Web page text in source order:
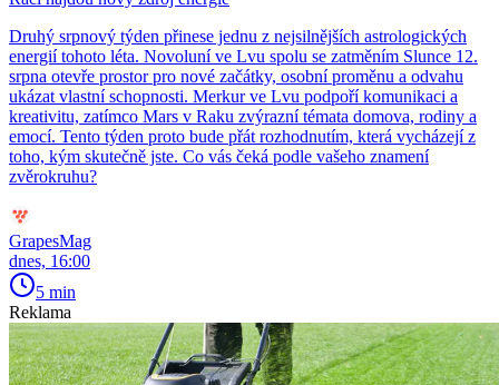
Druhý srpnový týden přinese jednu z nejsilnějších astrologických
energií tohoto léta. Novoluní ve Lvu spolu se zatměním Slunce 12.
srpna otevře prostor pro nové začátky, osobní proměnu a odvahu
ukázat vlastní schopnosti. Merkur ve Lvu podpoří komunikaci a
kreativitu, zatímco Mars v Raku zvýrazní témata domova, rodiny a
emocí. Tento týden proto bude přát rozhodnutím, která vycházejí z
toho, kým skutečně jste. Co vás čeká podle vašeho znamení
zvěrokruhu?
GrapesMag
dnes, 16:00
5 min
Reklama